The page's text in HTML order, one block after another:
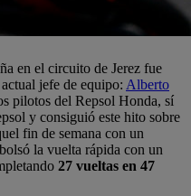
en el circuito de Jerez fue
jefe de equipo: Alberto
pilotos del Repsol Honda, sí
y consiguió este hito sobre
fin de semana con un
la vuelta rápida con un
27 vueltas en 47